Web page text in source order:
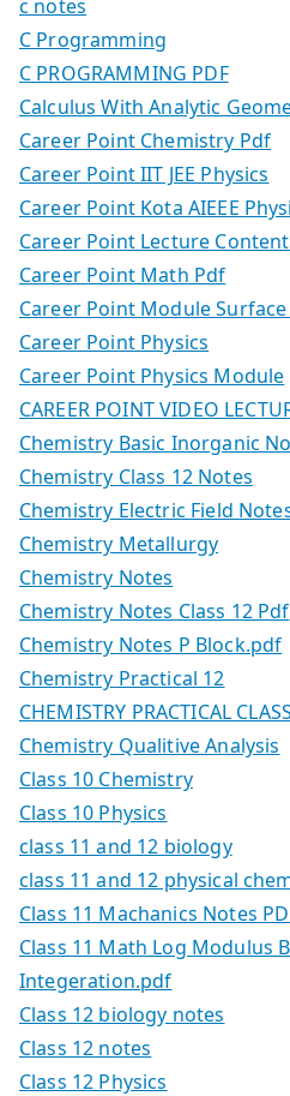
c notes
C Programming
C PROGRAMMING PDF
Calculus With Analytic
Career Point Chemistry Pdf
Career Point IIT JEE Physics
Career Point Kota AIEEE
Career Point Lecture
Career Point Math Pdf
Career Point Module
Career Point Physics
Career Point Physics Module
CAREER POINT VIDEO
Chemistry Basic Inorganic
Chemistry Class 12 Notes
Chemistry Electric Field
Chemistry Metallurgy
Chemistry Notes
Chemistry Notes Class 12 Pdf
Chemistry Notes P Block.pdf
Chemistry Practical 12
CHEMISTRY PRACTICAL
Chemistry Qualitive Analysis
Class 10 Chemistry
Class 10 Physics
class 11 and 12 biology
class 11 and 12 physical
Class 11 Machanics Notes
Class 11 Math Log Modulus
Integeration.pdf
Class 12 biology notes
Class 12 notes
Class 12 Physics